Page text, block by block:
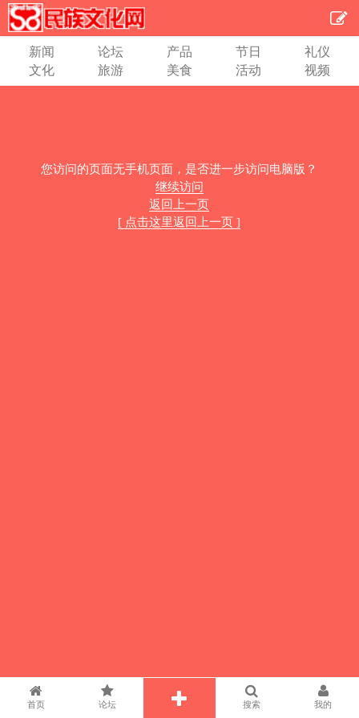
新闻 论坛 产品 节日
礼仪
文化
旅游 美食 活动 视频
您访问的页面无手机页面，是否进一步访问电脑版？
继续访问
返回上一页
[ 点击这里返回上一页 ]
首页 论坛 搜索 我的